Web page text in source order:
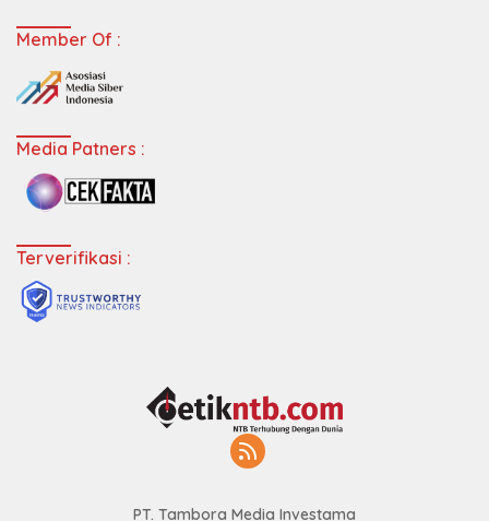
Member Of :
Media Patners :
Terverifikasi :
PT. Tambora Media Investama